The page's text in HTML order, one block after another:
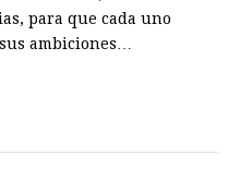
para que cada uno
ambiciones…